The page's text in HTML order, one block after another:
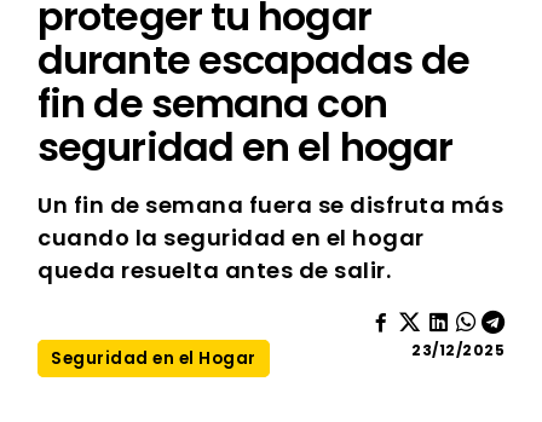
proteger tu hogar
durante escapadas de
fin de semana con
seguridad en el hogar
Un fin de semana fuera se disfruta más
cuando la seguridad en el hogar
queda resuelta antes de salir.
Seguridad en el Hogar 23/12/2025